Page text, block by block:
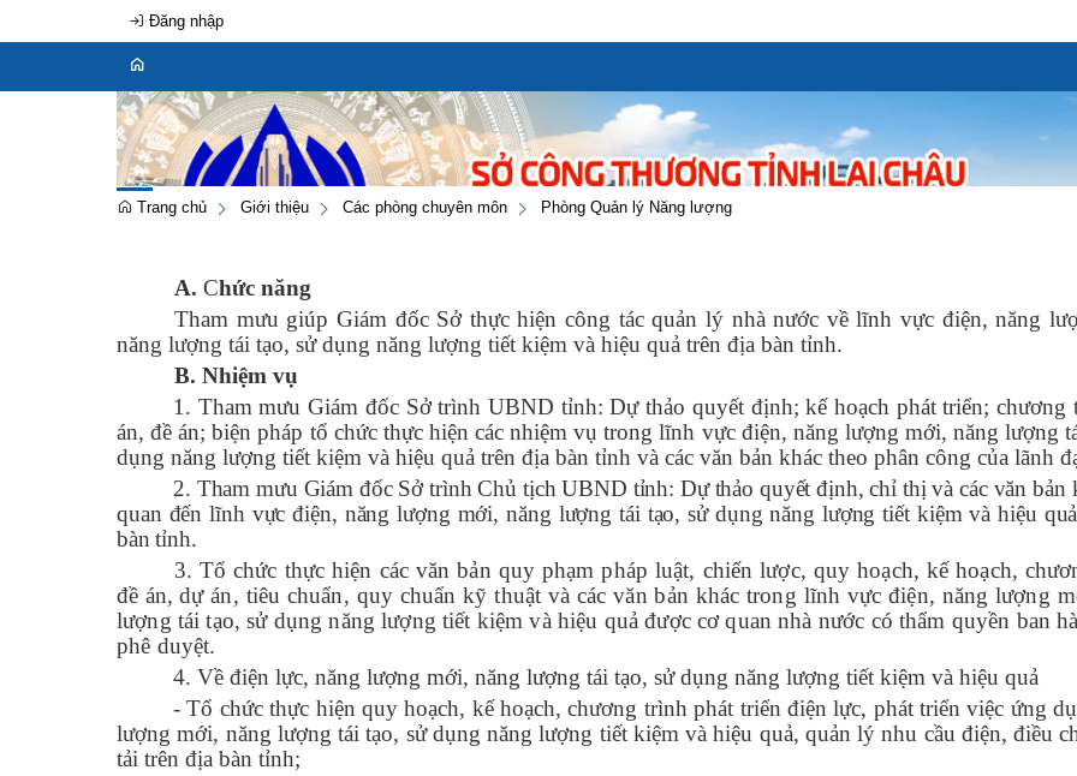
Đăng nhập
Trang chủ Giới thiệu Các phòng chuyên môn Phòng Quản lý Năng lượng
A. Chức năng
Tham mưu giúp Giám đốc Sở thực hiện công tác quản lý nhà nước về lĩnh vực điện, năng
năng lượng tái tạo, sử dụng năng lượng tiết kiệm và hiệu quả trên địa bàn tỉnh.
B. Nhiệm vụ
1. Tham mưu Giám đốc Sở trình UBND tỉnh: Dự thảo quyết định; kế hoạch phát triển; chương
án, đề án; biện pháp tổ chức thực hiện các nhiệm vụ trong lĩnh vực điện, năng lượng mới, năng lượng
dụng năng lượng tiết kiệm và hiệu quả trên địa bàn tỉnh và các văn bản khác theo phân công của lãnh
2. Tham mưu Giám đốc Sở trình Chủ tịch UBND tỉnh: Dự thảo quyết định, chỉ thị và các văn bản
quan đến lĩnh vực điện, năng lượng mới, năng lượng tái tạo, sử dụng năng lượng tiết kiệm và hiệu quả
bàn tỉnh.
3. Tổ chức thực hiện các văn bản quy phạm pháp luật, chiến lược, quy hoạch, kế hoạch,
đề án, dự án, tiêu chuẩn, quy chuẩn kỹ thuật và các văn bản khác trong lĩnh vực điện, năng lượng
lượng tái tạo, sử dụng năng lượng tiết kiệm và hiệu quả được cơ quan nhà nước có thẩm quyền ban
phê duyệt.
4. Về điện lực, năng lượng mới, năng lượng tái tạo, sử dụng năng lượng tiết kiệm và hiệu quả
- Tổ chức thực hiện quy hoạch, kế hoạch, chương trình phát triển điện lực, phát triển việc ứng
lượng mới, năng lượng tái tạo, sử dụng năng lượng tiết kiệm và hiệu quả, quản lý nhu cầu điện, điều
tải trên địa bàn tỉnh;